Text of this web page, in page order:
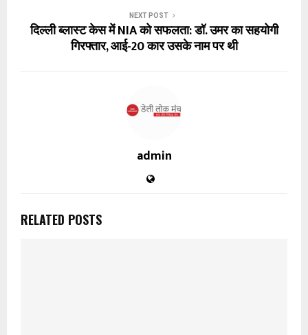
NEXT POST
दिल्ली ब्लास्ट केस में NIA को सफलता: डॉ. उमर का सहयोगी
गिरफ्तार, आई-20 कार उसके नाम पर थी
admin
RELATED POSTS